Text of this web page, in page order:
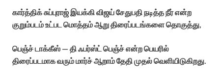
கார்த்திக் சுப்புராஜ் இயக்கி விஜய் சேதுபதி நடித்த நீர் என்ற
குறும்படம் உட்பட மொத்தம் ஆறு திரைப்படங்களை தொகுத்து,
பெஞ்ச் டாக்கீஸ் — தி ஃபர்ஸ்ட் பெஞ்ச் என்ற பெயரில்
திரைப்படமாக வரும் மார்ச் ஆறாம் தேதி முதல் வெளியிடுகிறது.